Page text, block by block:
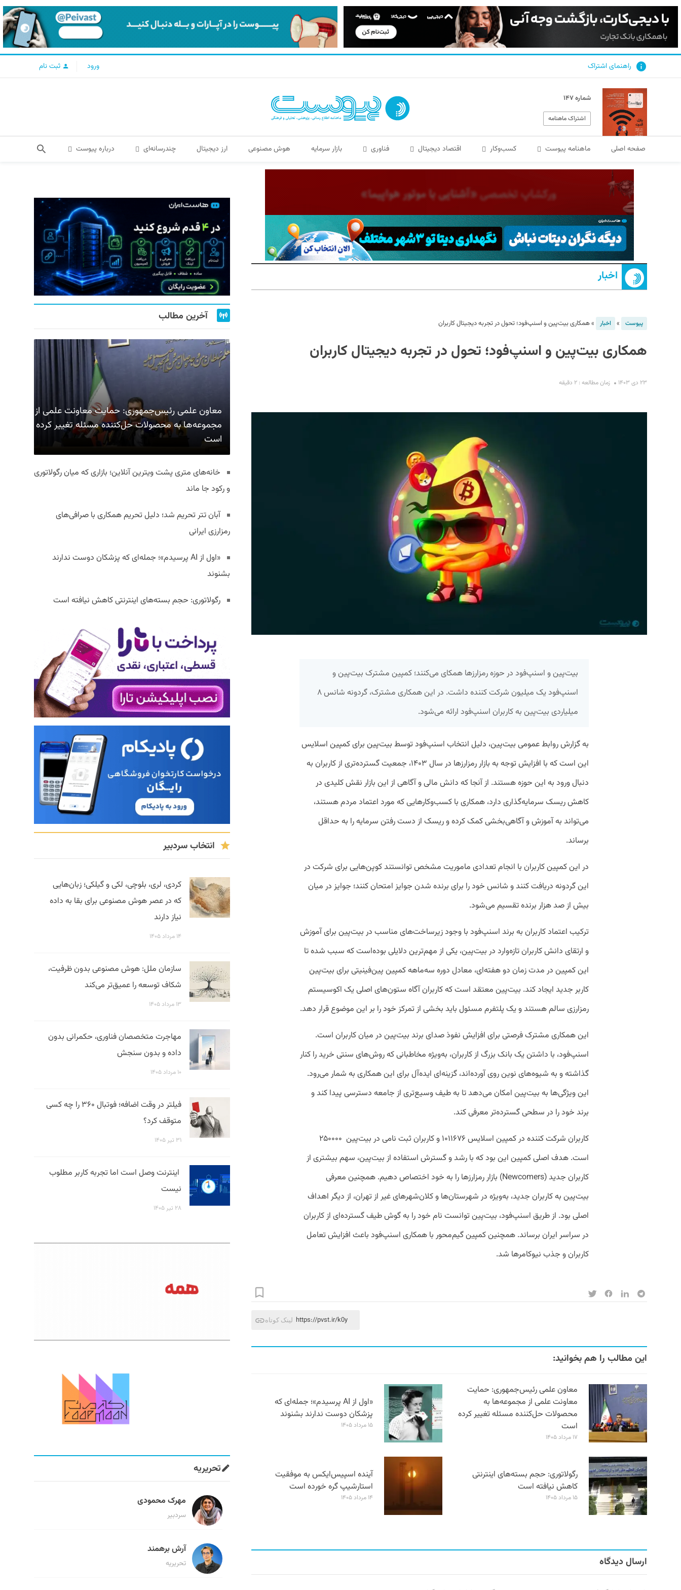
راهنمای اشتراک ورود ثبت نام
شماره ۱۴۷
اشتراک ماهنامه
صفحه اصلی ماهنامه پیوست کسب‌و‌کار اقتصاد دیجیتال فناوری بازار سرمایه هوش مصنوعی ارز دیجیتال چندرسانه‌ای درباره پیوست
اخبار
پیوست » اخبار »همکاری بیت‌پین و اسنپ‌فود؛ تحول در تجربه دیجیتال کاربران
همکاری بیت‌پین و اسنپ‌فود؛ تحول در تجربه دیجیتال کاربران
۲۳ دی ۱۴۰۳ زمان مطالعه : ۲ دقیقه
بیت‌پین و اسنپ‌فود در حوزه رمزارزها همکای می‌کنند؛ کمپین مشترک بیت‌پین و
اسنپ‌فود یک میلیون شرکت کننده داشت. در این همکاری مشترک، گردونه شانس ۸
میلیاردی بیت‌پین به کاربران اسنپ‌فود ارائه می‌شود.
به گزارش روابط عمومی بیت‌پین، دلیل انتخاب اسنپ‌فود توسط بیت‌پین برای کمپین اسلایس
این است که با افزایش توجه به بازار رمزارزها در سال ۱۴۰۳، جمعیت گسترده‌تری از کاربران به
دنبال ورود به این حوزه هستند. از آنجا که دانش مالی و آگاهی از این بازار نقش کلیدی در
کاهش ریسک سرمایه‌گذاری دارد، همکاری با کسب‌وکارهایی که مورد اعتماد مردم هستند،
می‌تواند به آموزش و آگاهی‌بخشی کمک کرده و ریسک از دست رفتن سرمایه را به حداقل
برساند.
در این کمپین کاربران با انجام تعدادی ماموریت مشخص توانستند کوپن‌هایی برای شرکت در
این گردونه دریافت کنند و شانس خود را برای برنده شدن جوایز امتحان کنند؛ جوایز در میان
بیش از صد هزار برنده تقسیم می‌شود.
ترکیب اعتماد کاربران به برند اسنپ‌فود با وجود زیرساخت‌های مناسب در بیت‌پین برای آموزش
و ارتقای دانش کاربران تازه‌وارد در بیت‌پین، یکی از مهم‌ترین دلایلی بوده‌است که سبب شده تا
این کمپین در مدت زمان دو هفته‌ای، معادل دوره سه‌ماهه کمپین پین‌فینیتی برای بیت‌پین
کاربر جدید ایجاد کند. بیت‌پین معتقد است که کاربران آگاه ستون‌های اصلی یک اکوسیستم
رمزارزی سالم هستند و یک پلتفرم مسئول باید بخشی از تمرکز خود را بر این موضوع قرار دهد.
این همکاری مشترک فرصتی برای افزایش نفوذ صدای برند بیت‌پین در میان کاربران است.
اسنپ‌فود، با داشتن یک بانک بزرگ از کاربران، به‌ویژه مخاطبانی که روش‌های سنتی خرید را کنار
گذاشته و به شیوه‌های نوین روی آورده‌اند، گزینه‌ای ایده‌آل برای این همکاری به شمار می‌رود.
این ویژگی‌ها به بیت‌پین امکان می‌دهد تا به طیف وسیع‌تری از جامعه دسترسی پیدا کند و
برند خود را در سطحی گسترده‌تر معرفی کند.
کاربران شرکت کننده در کمپین اسلایس ۱۰۱۱۶۷۶ و کاربران ثبت نامی در بیت‌پین ۲۵۰۰۰۰
است. هدف اصلی کمپین این بود که با رشد و گسترش استفاده از بیت‌پین، سهم بیشتری از
کاربران جدید (Newcomers) بازار رمزارزها را به خود اختصاص دهیم. همچنین معرفی
بیت‌پین به کاربران جدید، به‌ویژه در شهرستان‌ها و کلان‌شهرهای غیر از تهران، از دیگر اهداف
اصلی بود. از طریق اسنپ‌فود، بیت‌پین توانست نام خود را به گوش طیف گسترده‌ای از کاربران
در سراسر ایران برساند. همچنین کمپین گیم‌محور با همکاری اسنپ‌فود باعث افزایش تعامل
کاربران و جذب نیو‌کامرها شد.
لینک کوتاه https://pvst.ir/k0y
این مطالب را هم بخوانید:
معاون علمی رئیس‌جمهوری: حمایت
معاونت علمی از مجموعه‌ها به
محصولات حل‌کننده مسئله تغییر کرده
است
۱۷ مرداد ۱۴۰۵
«اول از AI پرسیدم»؛ جمله‌ای که
پزشکان دوست ندارند بشنوند
۱۵ مرداد ۱۴۰۵
رگولاتوری: حجم بسته‌های اینترنتی
کاهش نیافته است
۱۵ مرداد ۱۴۰۵
آینده اسپیس‌ایکس به موفقیت
استارشیپ گره خورده است
۱۴ مرداد ۱۴۰۵
ارسال دیدگاه
آخرین مطالب
معاون علمی رئیس‌جمهوری: حمایت معاونت علمی از
مجموعه‌ها به محصولات حل‌کننده مسئله تغییر کرده
است
خانه‌های متری پشت ویترین آنلاین؛ بازاری که میان رگولاتوری
و رکود جا ماند
آبان تتر تحریم شد؛ دلیل تحریم همکاری با صرافی‌های
رمزارزی ایرانی
«اول از AI پرسیدم»؛ جمله‌ای که پزشکان دوست ندارند
بشنوند
رگولاتوری: حجم بسته‌های اینترنتی کاهش نیافته است
انتخاب سردبیر
کردی، لری، بلوچی، لکی و گیلکی؛ زبان‌هایی
که در عصر هوش مصنوعی برای بقا به داده
نیاز دارند
۱۴ مرداد ۱۴۰۵
سازمان ملل: هوش مصنوعی بدون ظرفیت،
شکاف توسعه را عمیق‌تر می‌کند
۱۳ مرداد ۱۴۰۵
مهاجرت متخصصان فناوری، حکمرانی بدون
داده و بدون سنجش
۱۰ مرداد ۱۴۰۵
فیلتر در وقت اضافه؛ فوتبال ۳۶۰ را چه کسی
متوقف کرد؟
۳۱ تیر ۱۴۰۵
اینترنت وصل است اما تجربه کاربر مطلوب
نیست
۲۸ تیر ۱۴۰۵
تحریریه
مهرک محمودی
سردبیر
آرش برهمند
تحریریه